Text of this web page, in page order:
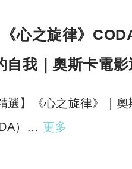
《心之旋律》
自我｜奧斯卡電影
選】《心之旋律》｜
）… 更多